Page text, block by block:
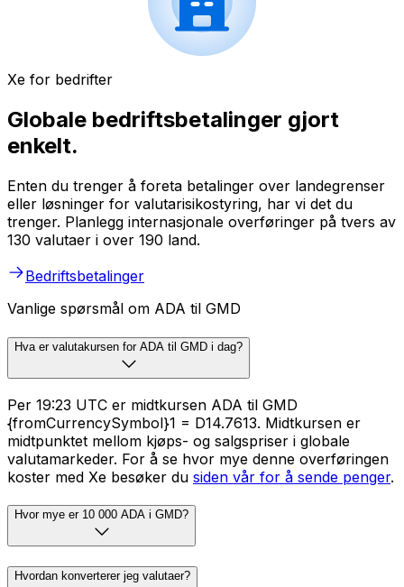
Xe for bedrifter
Globale bedriftsbetalinger gjort
enkelt.
Enten du trenger å foreta betalinger over landegrenser
eller løsninger for valutarisikostyring, har vi det du
trenger. Planlegg internasjonale overføringer på tvers av
130 valutaer i over 190 land.
Bedriftsbetalinger
Vanlige spørsmål om ADA til GMD
Hva er valutakursen for ADA til GMD i dag?
Per 19:23 UTC er midtkursen ADA til GMD
{fromCurrencySymbol}1 = D14.7613. Midtkursen er
midtpunktet mellom kjøps- og salgspriser i globale
valutamarkeder. For å se hvor mye denne overføringen
koster med Xe besøker du siden vår for å sende penger.
Hvor mye er 10 000 ADA i GMD?
Hvordan konverterer jeg valutaer?